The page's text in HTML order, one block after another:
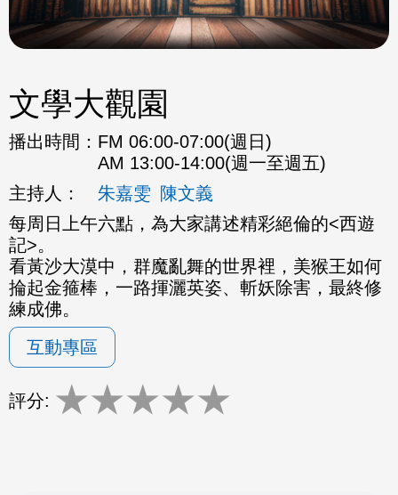
文學大觀園
播出時間： FM 06:00-07:00(週日)
AM 13:00-14:00(週一至週五)
主持人：
朱嘉雯 陳文義
每周日上午六點，為大家講述精彩絕倫的<西遊
記>。
看黃沙大漠中，群魔亂舞的世界裡，美猴王如何
掄起金箍棒，一路揮灑英姿、斬妖除害，最終修
練成佛。
互動專區
評分: ★★★★★